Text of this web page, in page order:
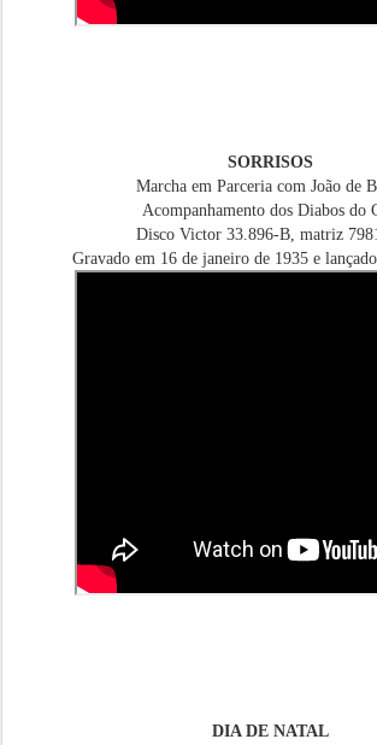
SORRISOS
Marcha em Parceria com João de
Acompanhamento dos Diabos do
Disco Victor 33.896-B, matriz
Gravado em 16 de janeiro de 1935 e
DIA DE NATAL